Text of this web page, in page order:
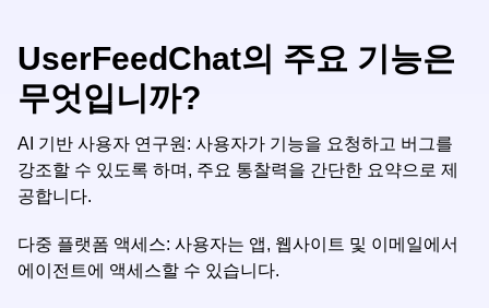
UserFeedChat의 주요 기능은
무엇입니까?
AI 기반 사용자 연구원: 사용자가 기능을 요청하고 버그를
강조할 수 있도록 하며, 주요 통찰력을 간단한 요약으로 제
공합니다.
다중 플랫폼 액세스: 사용자는 앱, 웹사이트 및 이메일에서
에이전트에 액세스할 수 있습니다.